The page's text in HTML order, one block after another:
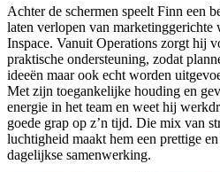
Achter de schermen speelt Finn een
laten verlopen van marketinggerichte
Inspace. Vanuit Operations zorgt hij
praktische ondersteuning, zodat
ideeën maar ook echt worden
Met zijn toegankelijke houding en
energie in het team en weet hij
goede grap op z’n tijd. Die mix van
luchtigheid maakt hem een prettige
dagelijkse samenwerking.